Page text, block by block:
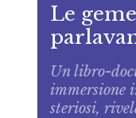
Le
Un libro-­
immersione
steriosi,